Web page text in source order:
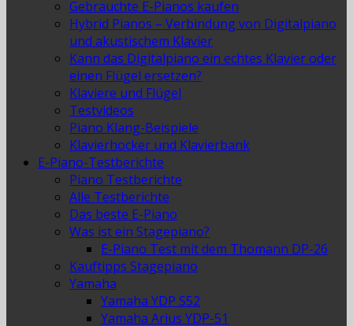
Gebrauchte E-Pianos kaufen
Hybrid Pianos – Verbindung von Digitalpiano
und akustischem Klavier
Kann das Digitalpiano ein echtes Klavier oder
einen Flügel ersetzen?
Klaviere und Flügel
Testvideos
Piano Klang-Beispiele
Klavierhocker und Klavierbank
E-Piano-Testberichte
Piano Testberichte
Alle Testberichte
Das beste E-Piano
Was ist ein Stagepiano?
E-Piano Test mit dem Thomann DP-26
Kauftipps Stagepiano
Yamaha
Yamaha YDP S52
Yamaha Arius YDP-51